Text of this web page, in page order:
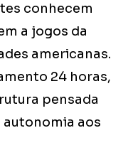
conhecem
a jogos da
americanas.
24 horas,
pensada
aos